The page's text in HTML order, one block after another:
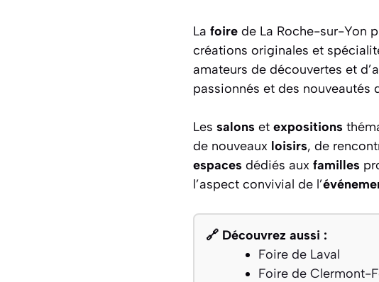
La foire de La Roche-sur-Yon
créations originales et
amateurs de découvertes et
passionnés et des nouveautés
Les salons et expositions
de nouveaux loisirs, de
espaces dédiés aux familles
l’aspect convivial de l’
🔗 Découvrez aussi :
Foire de Laval
Foire de Clermont-